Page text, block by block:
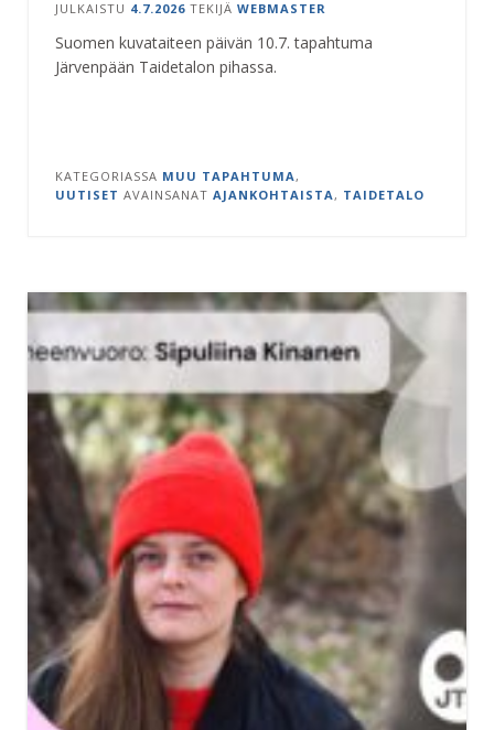
JULKAISTU 4.7.2026 TEKIJÄ WEBMASTER
Suomen kuvataiteen päivän 10.7. tapahtuma
Järvenpään Taidetalon pihassa.
KATEGORIASSA MUU TAPAHTUMA ,
UUTISET AVAINSANAT AJANKOHTAISTA , TAIDETALO